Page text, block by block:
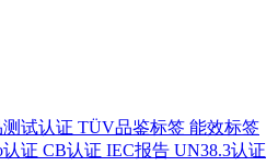
试认证 TÜV品鉴标签 能效标签
认证 CB认证 IEC报告 UN38.3认证